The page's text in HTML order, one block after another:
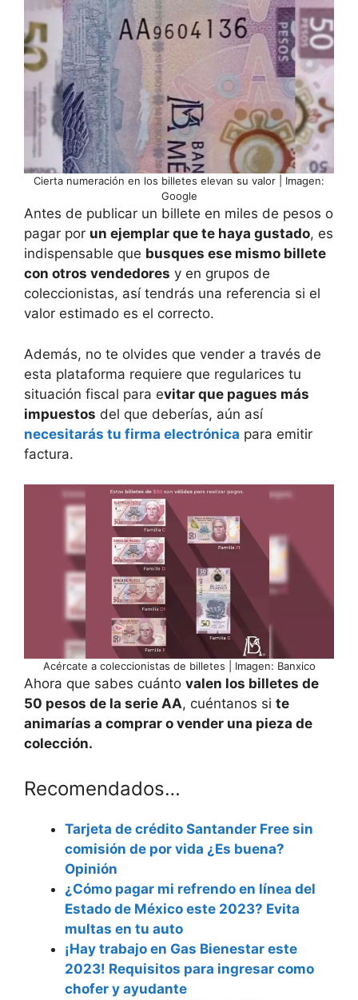
Cierta numeración en los billetes elevan su valor | Imagen:
Google
Antes de publicar un billete en miles de pesos o
pagar por un ejemplar que te haya gustado, es
indispensable que busques ese mismo billete
con otros vendedores y en grupos de
coleccionistas, así tendrás una referencia si el
valor estimado es el correcto.
Además, no te olvides que vender a través de
esta plataforma requiere que regularices tu
situación fiscal para evitar que pagues más
impuestos del que deberías, aún así
necesitarás tu firma electrónica para emitir
factura.
Acércate a coleccionistas de billetes | Imagen: Banxico
Ahora que sabes cuánto valen los billetes de
50 pesos de la serie AA, cuéntanos si te
animarías a comprar o vender una pieza de
colección.
Recomendados…
Tarjeta de crédito Santander Free sin
comisión de por vida ¿Es buena?
Opinión
¿Cómo pagar mi refrendo en línea del
Estado de México este 2023? Evita
multas en tu auto
¡Hay trabajo en Gas Bienestar este
2023! Requisitos para ingresar como
chofer y ayudante